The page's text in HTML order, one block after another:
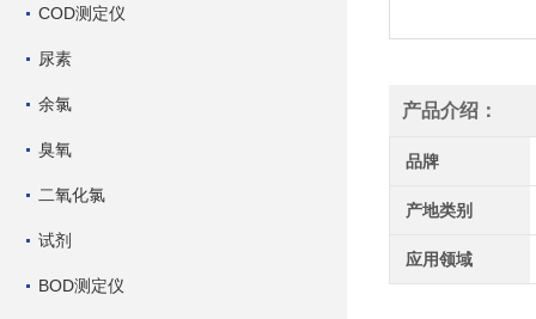
COD测定仪
尿素
余氯
臭氧
二氧化氯
试剂
BOD测定仪
产品介绍：
品牌
产地类别
应用领域